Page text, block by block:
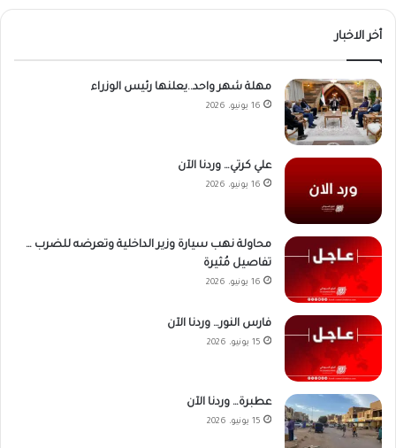
أخر الاخبار
مهلة شهر واحد..يعلنها رئيس الوزراء
16 يونيو، 2026
علي كرتي… وردنا الآن
16 يونيو، 2026
محاولة نهب سيارة وزير الداخلية وتعرضه للضرب …
تفاصيل مُثيرة
16 يونيو، 2026
فارس النور… وردنا الآن
15 يونيو، 2026
عطبرة… وردنا الآن
15 يونيو، 2026